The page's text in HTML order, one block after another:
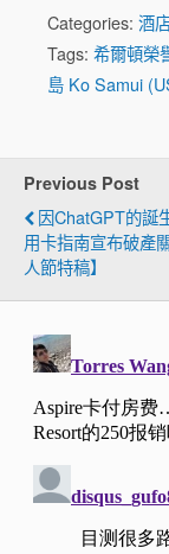
Categories: 酒
Tags: 希爾頓榮
島 Ko Samui
Previous Post
因ChatGPT的誕
用卡指南宣布破產
人節特稿】